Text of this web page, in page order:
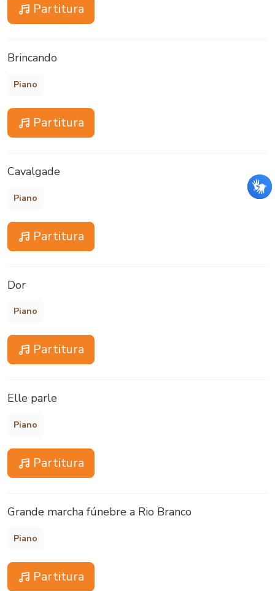
Partitura
Brincando
Piano
Partitura
Cavalgade
Piano
Partitura
Dor
Piano
Partitura
Elle parle
Piano
Partitura
Grande marcha fúnebre a Rio Branco
Piano
Partitura